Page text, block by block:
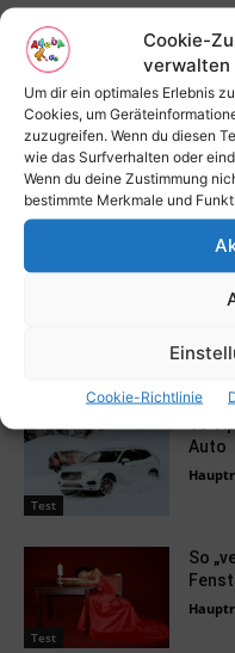
Cookie-
verwalten
Um dir ein optimales Erlebnis
Cookies, um
zuzugreifen. Wenn du diesen
wie das Surfverhalten oder
Wenn du deine Zustimmung
bestimmte Merkmale und
Cookie-Richtlinie
RELATED ARTICLES
Test
Auto
Test
So